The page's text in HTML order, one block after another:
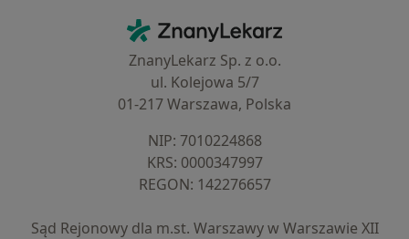
ZnanyLekarz - Strona główna
ZnanyLekarz Sp. z o.o.
ul. Kolejowa 5/7
01-217 Warszawa, Polska
NIP: ⁠7010224868
KRS: ⁠0000347997
REGON: ⁠142276657
Sąd Rejonowy dla m.st. Warszawy w Warszawie XII